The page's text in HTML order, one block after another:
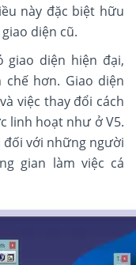
này đặc biệt hữu
diện cũ.
giao diện hiện đại,
hơn. Giao diện
việc thay đổi cách
linh hoạt như ở V5.
với những người
gian làm việc cá